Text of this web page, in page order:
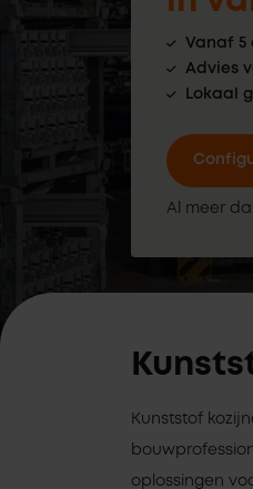
Vanaf 5
Advies
Lokaal
Al meer
Kunststof
oplossingen